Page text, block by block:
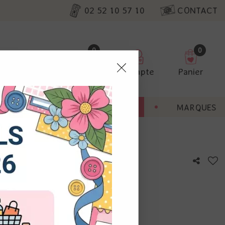
02 52 10 57 10 CONTACT
0
Compte
0
Panier
BONNES AFFAIRES MARQUES
Trees
avis !
nos
non
Vous
à droite